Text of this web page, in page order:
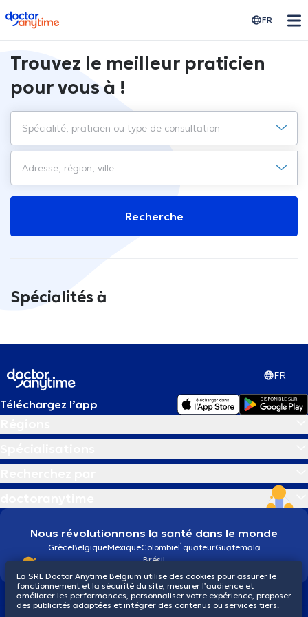
doctoranytime FR
Trouvez le meilleur praticien
pour vous à !
Recherche
Spécialités à
FR
Téléchargez l’app
Nous révolutionnons la santé dans le monde
GrèceBelgiqueMexiqueColombieÉquateurGuatemala
Brésil
La SRL Doctor Anytime Belgium utilise des cookies pour assurer le
fonctionnement et la sécurité du site, mesurer l’audience et
améliorer les performances, personnaliser votre expérience, proposer
des publicités adaptées et intégrer des contenus ou services tiers.